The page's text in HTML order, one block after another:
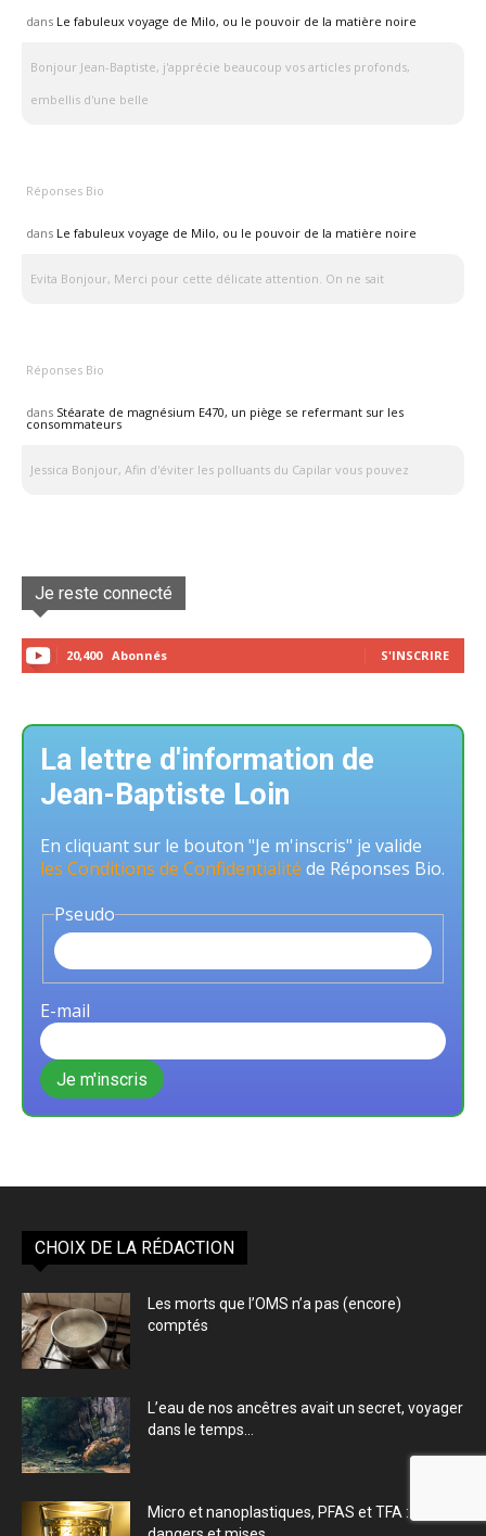
dans Le fabuleux voyage de Milo, ou le pouvoir de la matière noire
Bonjour Jean-Baptiste, j'apprécie beaucoup vos articles profonds,
embellis d'une belle
Réponses Bio
dans Le fabuleux voyage de Milo, ou le pouvoir de la matière noire
Evita Bonjour, Merci pour cette délicate attention. On ne sait
Réponses Bio
dans Stéarate de magnésium E470, un piège se refermant sur les
consommateurs
Jessica Bonjour, Afin d'éviter les polluants du Capilar vous pouvez
Je reste connecté
20,400 Abonnés S'INSCRIRE
La lettre d'information de
Jean-Baptiste Loin
En cliquant sur le bouton "Je m'inscris" je valide
les Conditions de Confidentialité de Réponses Bio.
Pseudo
E-mail
CHOIX DE LA RÉDACTION
Les morts que l’OMS n’a pas (encore)
comptés
L’eau de nos ancêtres avait un secret, voyager
dans le temps...
Micro et nanoplastiques, PFAS et TFA : Les